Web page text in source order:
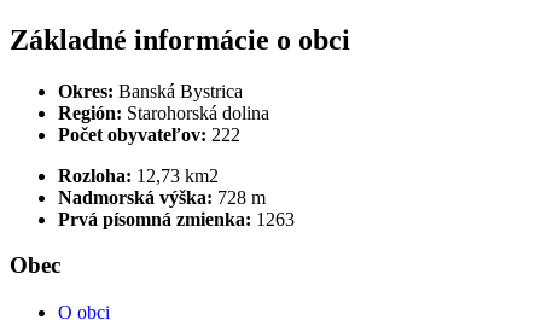
Základné informácie o obci
Okres: Banská Bystrica
Región: Starohorská dolina
Počet obyvateľov: 222
Rozloha: 12,73 km2
Nadmorská výška: 728 m
Prvá písomná zmienka: 1263
Obec
O obci